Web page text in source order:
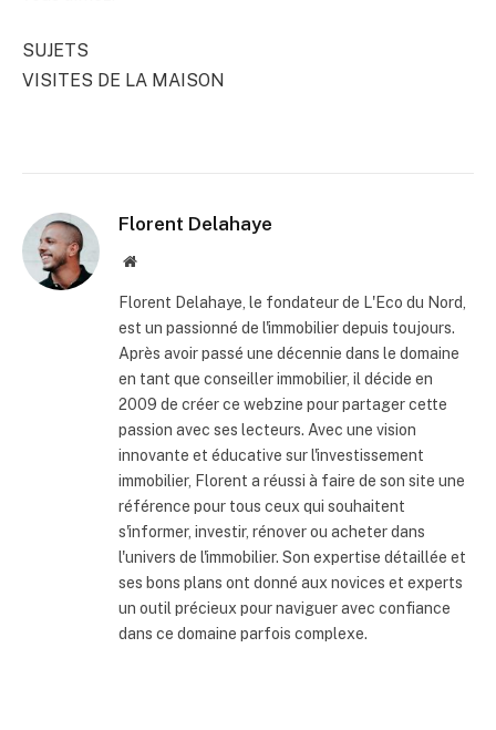
SUJETS
VISITES DE LA MAISON
Florent Delahaye
Site
Florent Delahaye, le fondateur de L'Eco du Nord,
est un passionné de l'immobilier depuis toujours.
Après avoir passé une décennie dans le domaine
en tant que conseiller immobilier, il décide en
2009 de créer ce webzine pour partager cette
passion avec ses lecteurs. Avec une vision
innovante et éducative sur l'investissement
immobilier, Florent a réussi à faire de son site une
référence pour tous ceux qui souhaitent
s'informer, investir, rénover ou acheter dans
l'univers de l'immobilier. Son expertise détaillée et
ses bons plans ont donné aux novices et experts
un outil précieux pour naviguer avec confiance
dans ce domaine parfois complexe.